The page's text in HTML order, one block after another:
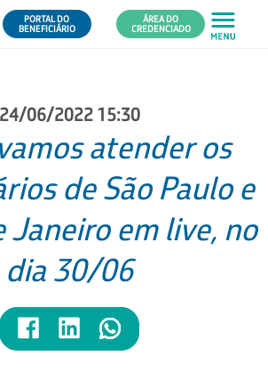
PORTAL DO
BENEFICIÁRIO
ÁREA DO
CREDENCIADO
24/06/2022 15:30
atender os
de São Paulo e
Janeiro em live, no
dia 30/06